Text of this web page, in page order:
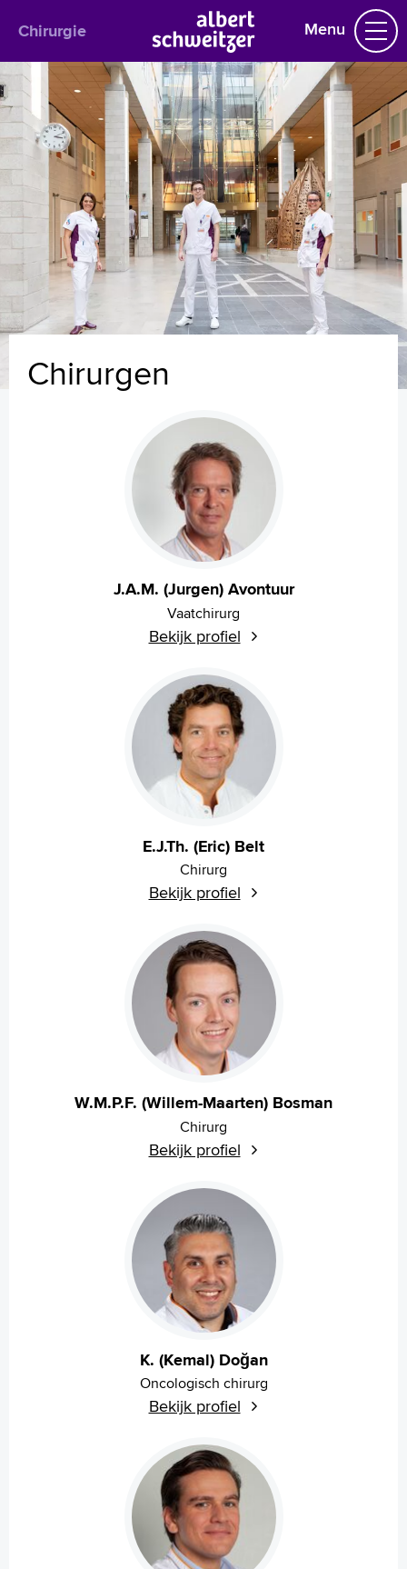
Chirurgie Menu
Chirurgie
Praktische informatie
Het behandelteam
Chirurgie bij kinderen
Maag-Darm-Leverchirurgie
Traumachirurgie en Spoedeisende Hulp
Vaatchirurgie
Longchirurgie
Borstkanker
Bariatrie (Obesitascentrum)
Gipskamer
Homepage
Praktische informatie
Specialismen
Werken en leren
Contact
MijnASz
Verwijzers
Wetenschappelijk onderzoek
Tekstgrootte A
Voorleesfunctie
Language
Zoeken
Chirurgen
J.A.M. (Jurgen) Avontuur
Vaatchirurg
Bekijk profiel
E.J.Th. (Eric) Belt
Chirurg
Bekijk profiel
W.M.P.F. (Willem-Maarten) Bosman
Chirurg
Bekijk profiel
K. (Kemal) Doğan
Oncologisch chirurg
Bekijk profiel